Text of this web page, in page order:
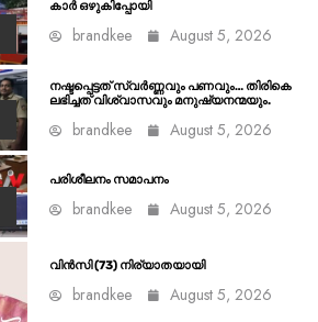
കാർ ഒഴുകിപ്പോയി
brandkee August 5, 2026
നഷ്ടപ്പെട്ടത് സ്വർണ്ണവും പണവും… തിരികെ
ലഭിച്ചത് വിശ്വാസവും മനുഷ്യനന്മയും.
brandkee August 5, 2026
പരിശീലനം സമാപനം
brandkee August 5, 2026
വിൻസി (73) നിര്യാതയായി
brandkee August 5, 2026